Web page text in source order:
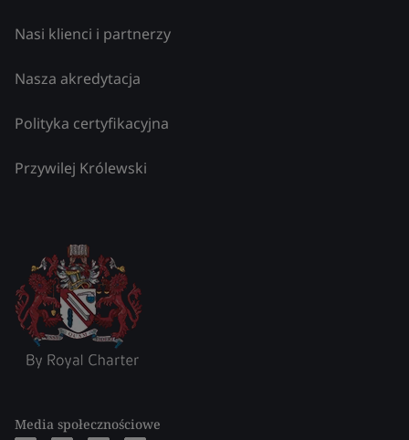
Nasi klienci i partnerzy
Nasza akredytacja
Polityka certyfikacyjna
Przywilej Królewski
Media społecznościowe